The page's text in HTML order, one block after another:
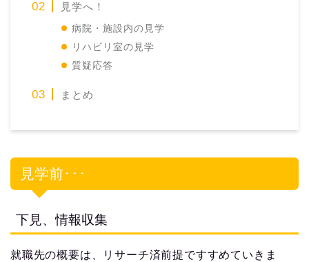
見学へ！
病院・施設内の見学
リハビリ室の見学
質疑応答
まとめ
見学前･･･
下見、情報収集
就職先の概要は、リサーチ済前提ですすめていきま